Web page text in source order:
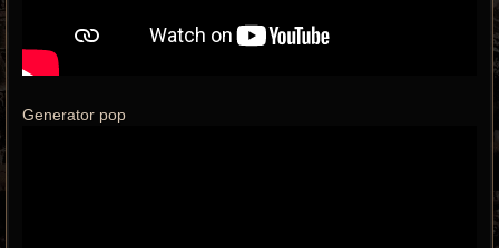
Generator pop